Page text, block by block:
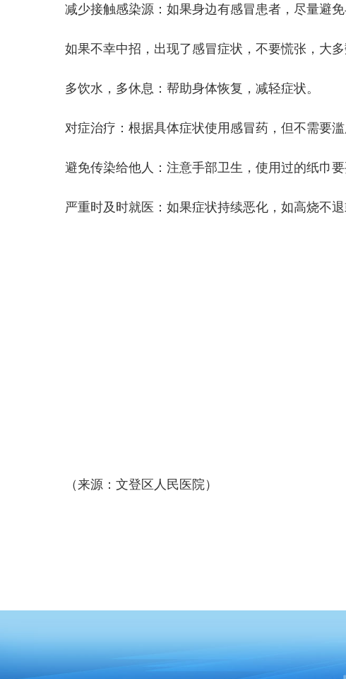
减少接触感染源：如果身边有感冒患者，尽量避免
如果不幸中招，出现了感冒症状，不要慌张，大
多饮水，多休息：帮助身体恢复，减轻症状。
对症治疗：根据具体症状使用感冒药，但不需要
避免传染给他人：注意手部卫生，使用过的纸巾
严重时及时就医：如果症状持续恶化，如高烧不
（来源：文登区人民医院）